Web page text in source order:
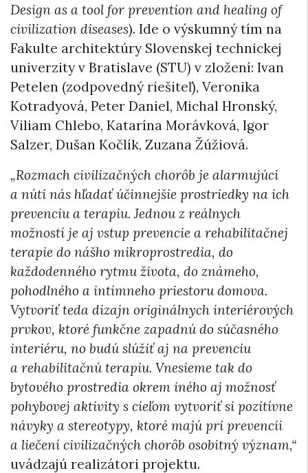
Design as a tool for prevention and healing of
civilization diseases). Ide o výskumný tím na
Fakulte architektúry Slovenskej technickej
univerzity v Bratislave (STU) v zložení: Ivan
Petelen (zodpovedný riešiteľ), Veronika
Kotradyová, Peter Daniel, Michal Hronský,
Viliam Chlebo, Katarína Morávková, Igor
Salzer, Dušan Kočlík, Zuzana Žúžiová.
„Rozmach civilizačných chorôb je alarmujúci
a núti nás hľadať účinnejšie prostriedky na ich
prevenciu a terapiu. Jednou z reálnych
možností je aj vstup prevencie a rehabilitačnej
terapie do nášho mikroprostredia, do
každodenného rytmu života, do známeho,
pohodlného a intímneho priestoru domova.
Vytvoriť teda dizajn originálnych interiérových
prvkov, ktoré funkčne zapadnú do súčasného
interiéru, no budú slúžiť aj na prevenciu
a rehabilitačnú terapiu. Vnesieme tak do
bytového prostredia okrem iného aj možnosť
pohybovej aktivity s cieľom vytvoriť si pozitívne
návyky a stereotypy, ktoré majú pri prevencii
a liečení civilizačných chorôb osobitný význam,“
uvádzajú realizátori projektu.